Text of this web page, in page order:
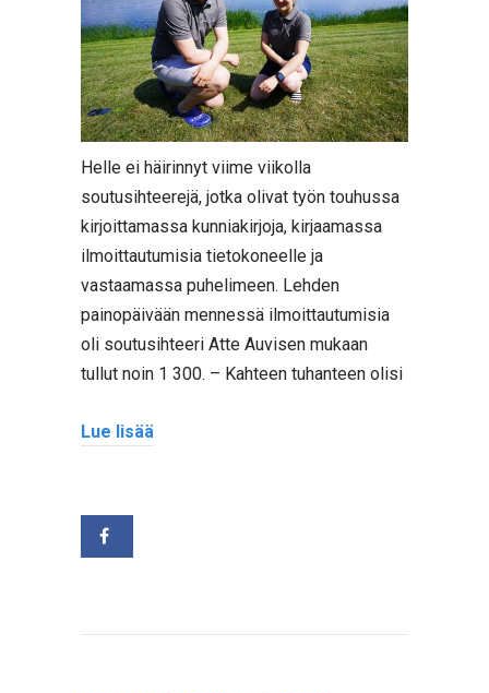
Helle ei häirinnyt viime viikolla
soutusihteerejä, jotka olivat työn touhussa
kirjoittamassa kunniakirjoja, kirjaamassa
ilmoittautumisia tietokoneelle ja
vastaamassa puhelimeen. Lehden
painopäivään mennessä ilmoittautumisia
oli soutusihteeri Atte Auvisen mukaan
tullut noin 1 300. – Kahteen tuhanteen olisi
Lue lisää